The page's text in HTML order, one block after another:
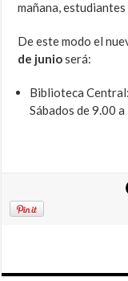
mañana,
De este modo el
de junioserá:
Biblioteca
Sábados de 9.00